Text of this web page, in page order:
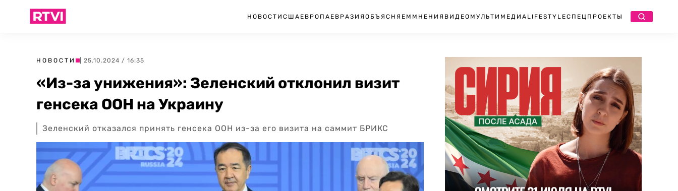
НОВОСТИ США ЕВРОПА ЕВРАЗИЯ ОБЪЯСНЯЕМ МНЕНИЯ ВИДЕО МУЛЬТИМЕДИА LIFESTYLEСПЕЦПРОЕКТЫ
НОВОСТИ | 25.10.2024 / 16:35
«Из-за унижения»: Зеленский отклонил визит
генсека ООН на Украину
Зеленский отказался принять генсека ООН из-за его визита на саммит БРИКС